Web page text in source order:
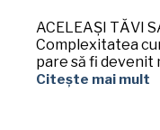
ACELEAȘI TĂVI
Complexitatea
pare să fi devenit
Citește mai mult